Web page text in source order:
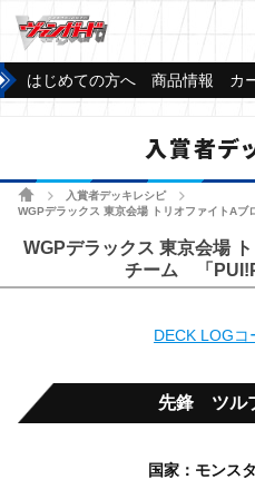
はじめての方へ 商品情報 カ
入賞者デ
ホーム 入賞者デッキレシピ
WGPデラックス 東京会場 トリオファイトA
WGPデラックス 東京会場
チーム 「
DECK LOG
先鋒 ツル
国家：モンス